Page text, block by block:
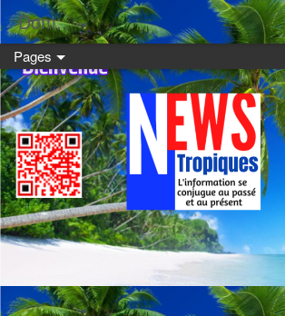
Dom:
Pages